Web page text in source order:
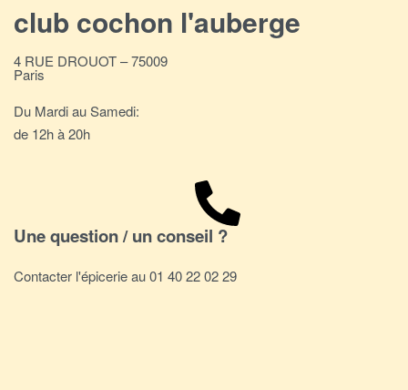
club cochon l'auberge
4 RUE DROUOT – 75009
Paris
Du Mardi au Samedi:
de 12h à 20h
Une question / un conseil ?
Contacter l'épicerie au 01 40 22 02 29